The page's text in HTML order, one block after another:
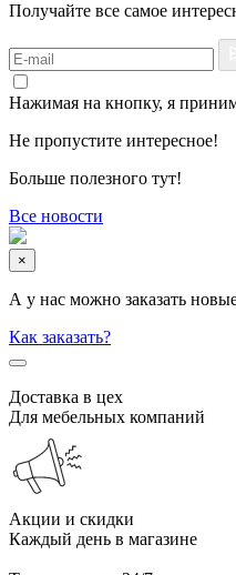
Получайте все самое
Нажимая на кнопку, я
Не пропустите интересное!
Больше полезного тут!
Все новости
×
А у нас можно заказать
Как заказать?
Доставка в цех
Для мебельных компаний
Акции и скидки
Каждый день в магазине